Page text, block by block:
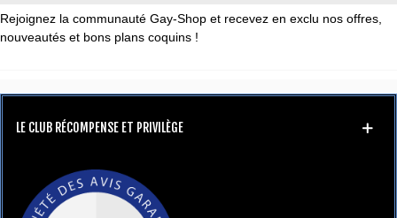
Rejoignez la communauté Gay-Shop et recevez en exclu nos offres,
nouveautés et bons plans coquins !
LE CLUB RÉCOMPENSE ET PRIVILÈGE